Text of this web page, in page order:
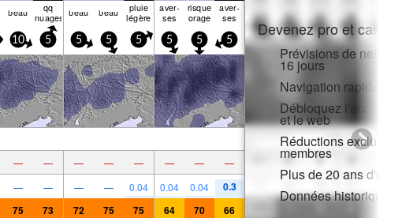
beau qq
nuages beau beau pluie
légère
aver­
ses
risque
orage
aver­
ses
10 5 5 5 5 5 5 5
— — — — — — — —
— — — — 0.04 0.04 0.04 0.3
75 73 72 75 75 64 70 66
Devenez pro et carve en:
Prévisions de neige
16 jours
Navigation rapide sans
Débloquez l'accès
et le web
Réductions exclusives
membres
Plus de 20 ans
Données historiques de